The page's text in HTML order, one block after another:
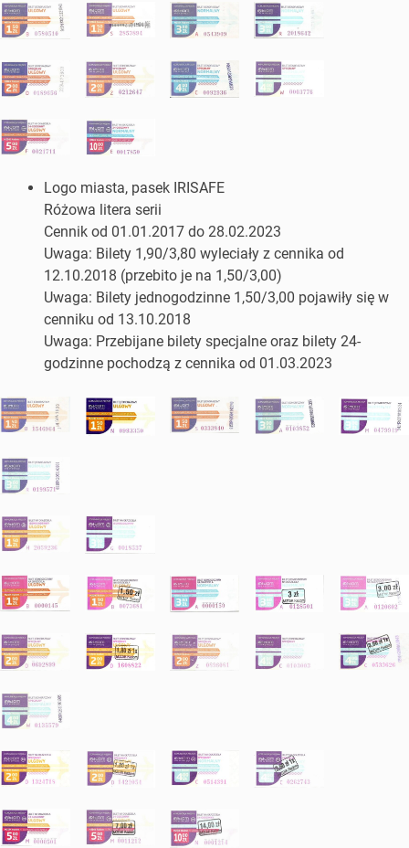
Logo miasta, pasek IRISAFE
Różowa litera serii
Cennik od 01.01.2017 do 28.02.2023
Uwaga: Bilety 1,90/3,80 wyleciały z cennika od
12.10.2018 (przebito je na 1,50/3,00)
Uwaga: Bilety jednogodzinne 1,50/3,00 pojawiły się w
cenniku od 13.10.2018
Uwaga: Przebijane bilety specjalne oraz bilety 24-
godzinne pochodzą z cennika od 01.03.2023